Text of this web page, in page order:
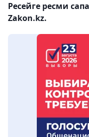
Ресейге ресми
Zakon.kz.